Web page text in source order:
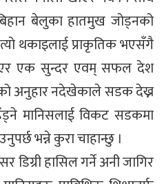
बेलुका हातमुख जोड्नको
थकाइलाई प्राकृतिक भएसँगै
एक सुन्दर एवम् सफल देश
अनुहार नदेखेकाले सडक देख्न
मानिसलाई विकट सडकमा
भन्ने कुरा चाहान्छु ।
डिग्री हासिल गर्ने अनी जागिर